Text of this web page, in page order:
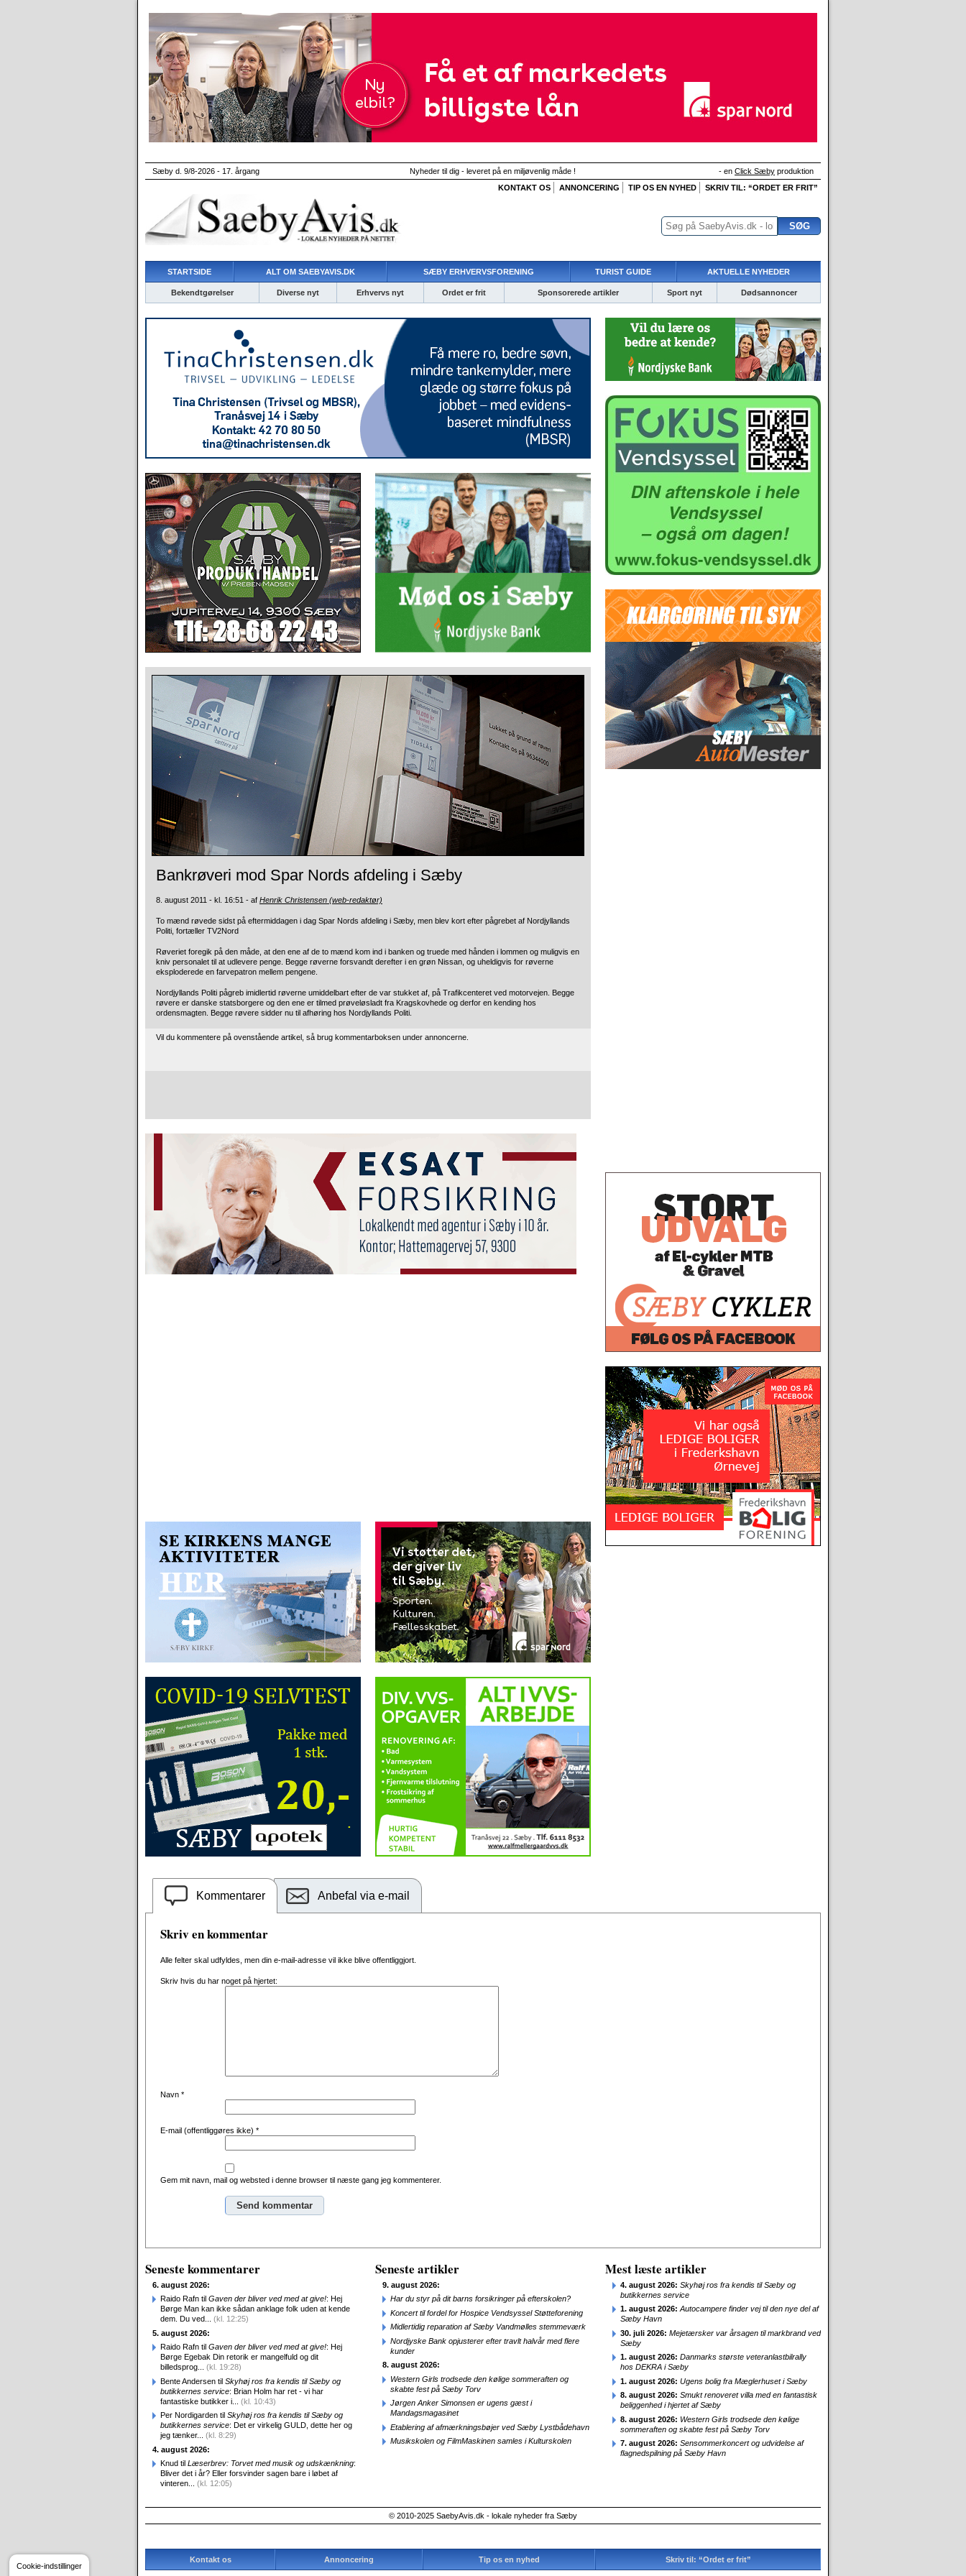
Sæby d. 9/8-2026 - 17. årgang Nyheder til dig - leveret på en miljøvenlig måde ! - en Click Sæby produktion
KONTAKT OS
ANNONCERING TIP OS EN NYHED SKRIV TIL: “ORDET ER FRIT”
STARTSIDE ALT OM SAEBYAVIS.DK SÆBY ERHVERVSFORENING TURIST GUIDE AKTUELLE NYHEDER
Bekendtgørelser Diverse nyt Erhvervs nyt Ordet er frit Sponsorerede artikler Sport nyt Dødsannoncer
Bankrøveri mod Spar Nords afdeling i Sæby
8. august 2011 - kl. 16:51 - af Henrik Christensen (web-redaktør)
To mænd røvede sidst på eftermiddagen i dag Spar Nords afdeling i Sæby, men blev kort efter pågrebet af Nordjyllands
Politi, fortæller TV2Nord
Røveriet foregik på den måde, at den ene af de to mænd kom ind i banken og truede med hånden i lommen og muligvis en
kniv personalet til at udlevere penge. Begge røverne forsvandt derefter i en grøn Nissan, og uheldigvis for røverne
eksploderede en farvepatron mellem pengene.
Nordjyllands Politi pågreb imidlertid røverne umiddelbart efter de var stukket af, på Trafikcenteret ved motorvejen. Begge
røvere er danske statsborgere og den ene er tilmed prøveløsladt fra Kragskovhede og derfor en kending hos
ordensmagten. Begge røvere sidder nu til afhøring hos Nordjyllands Politi.
Vil du kommentere på ovenstående artikel, så brug kommentarboksen under annoncerne.
Kommentarer Anbefal via e-mail
Skriv en kommentar
Alle felter skal udfyldes, men din e-mail-adresse vil ikke blive offentliggjort.
Skriv hvis du har noget på hjertet:
Navn *
E-mail (offentliggøres ikke) *
Gem mit navn, mail og websted i denne browser til næste gang jeg kommenterer.
Seneste kommentarer
6. august 2026:
Raido Rafn til Gaven der bliver ved med at give!: Hej
Børge Man kan ikke sådan anklage folk uden at kende
dem. Du ved... (kl. 12:25)
5. august 2026:
Raido Rafn til Gaven der bliver ved med at give!: Hej
Børge Egebak Din retorik er mangelfuld og dit
billedsprog... (kl. 19:28)
Bente Andersen til Skyhøj ros fra kendis til Sæby og
butikkernes service: Brian Holm har ret - vi har
fantastiske butikker i... (kl. 10:43)
Per Nordigarden til Skyhøj ros fra kendis til Sæby og
butikkernes service: Det er virkelig GULD, dette her og
jeg tænker... (kl. 8:29)
4. august 2026:
Knud til Læserbrev: Torvet med musik og udskænkning:
Bliver det i år? Eller forsvinder sagen bare i løbet af
vinteren... (kl. 12:05)
Seneste artikler
9. august 2026:
Har du styr på dit barns forsikringer på efterskolen?
Koncert til fordel for Hospice Vendsyssel Støtteforening
Midlertidig reparation af Sæby Vandmølles stemmeværk
Nordjyske Bank opjusterer efter travlt halvår med flere
kunder
8. august 2026:
Western Girls trodsede den kølige sommeraften og
skabte fest på Sæby Torv
Jørgen Anker Simonsen er ugens gæst i
Mandagsmagasinet
Etablering af afmærkningsbøjer ved Sæby Lystbådehavn
Musikskolen og FilmMaskinen samles i Kulturskolen
Mest læste artikler
4. august 2026: Skyhøj ros fra kendis til Sæby og
butikkernes service
1. august 2026: Autocampere finder vej til den nye del af
Sæby Havn
30. juli 2026: Mejetærsker var årsagen til markbrand ved
Sæby
1. august 2026: Danmarks største veteranlastbilrally
hos DEKRA i Sæby
1. august 2026: Ugens bolig fra Mæglerhuset i Sæby
8. august 2026: Smukt renoveret villa med en fantastisk
beliggenhed i hjertet af Sæby
8. august 2026: Western Girls trodsede den kølige
sommeraften og skabte fest på Sæby Torv
7. august 2026: Sensommerkoncert og udvidelse af
flagnedspilning på Sæby Havn
© 2010-2025 SaebyAvis.dk - lokale nyheder fra Sæby
Kontakt os Annoncering Tip os en nyhed Skriv til: “Ordet er frit”
Cookie-indstillinger